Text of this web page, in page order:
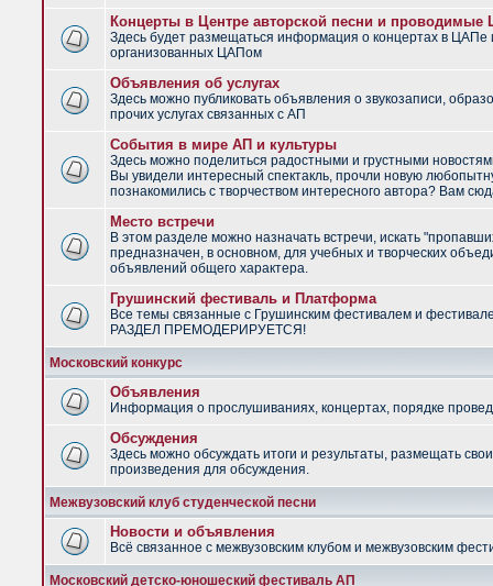
Концерты в Центре авторской песни и
Здесь будет размещаться информация о концертах в ЦАПе
организованных ЦАПом
Объявления об услугах
Здесь можно публиковать объявления о звукозаписи,
прочих услугах связанных с АП
События в мире АП и культуры
Здесь можно поделиться радостными и грустными
Вы увидели интересный спектакль, прочли новую
познакомились с творчеством интересного автора? Вам
Место встречи
В этом разделе можно назначать встречи, искать
предназначен, в основном, для учебных и творческих
объявлений общего характера.
Грушинский фестиваль и Платформа
Все темы связанные с Грушинским фестивалем и
РАЗДЕЛ ПРЕМОДЕРИРУЕТСЯ!
Московский конкурс
Объявления
Информация о прослушиваниях, концертах, порядке
Обсуждения
Здесь можно обсуждать итоги и результаты, размещать
произведения для обсуждения.
Межвузовский клуб студенческой песни
Новости и объявления
Всё связанное с межвузовским клубом и межвузовским
Московский детско-юношеский фестиваль АП